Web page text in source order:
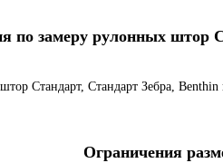
по замеру рулонных штор
Стандарт, Стандарт Зебра,
Ограничения